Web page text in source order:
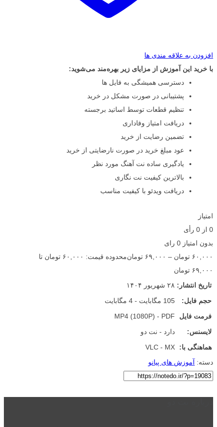
افزودن به علاقه مندی ها
با خرید این آموزش از مزایای زیر بهره‌مند می‌شوید:
دسترسی همیشگی به فایل ها
پشتیبانی در صورت مشکل در خرید
تنظیم قطعات توسط اساتید برجسته
دریافت امتیاز وفاداری
تضمین رضایت از خرید
عود مبلغ خرید در صورت نارضایتی از خرید
یادگیری ساده نت آهنگ مورد نظر
بالاترین کیفیت نت نگاری
دریافت ویدئو با کیفیت مناسب
امتیاز
0 از 0 رأی
بدون امتیاز 0 رای
۶۰,۰۰۰ تومان – ۶۹,۰۰۰ تومان
محدوده قیمت: ۶۰,۰۰۰ تومان تا
۶۹,۰۰۰ تومان
تاریخ انتشار: ۲۸ شهریور ۱۴۰۴
حجم فایل:
105 مگابایت - 4 مگابایت
فرمت فایل
MP4 (1080P) - PDF
لایسنس:
دارد - نت دو
هماهنگی با:
VLC - MX
دسته: آموزش های پیانو